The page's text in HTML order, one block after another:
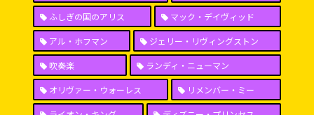
ふしぎの国のアリス マック・デイヴィッド
アル・ホフマン ジェリー・リヴィングストン
吹奏楽 ランディ・ニューマン
オリヴァー・ウォーレス リメンバー・ミー